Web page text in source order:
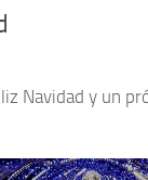
Navidad y un